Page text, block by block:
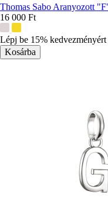
Thomas Sabo Aranyozott
16 000 Ft
színek:
Lépj be 15% kedvezményért